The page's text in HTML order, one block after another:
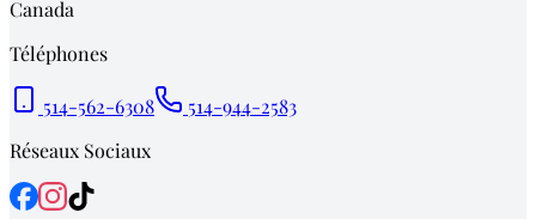
Canada
Téléphones
514-562-6308
514-944-2583
Réseaux Sociaux